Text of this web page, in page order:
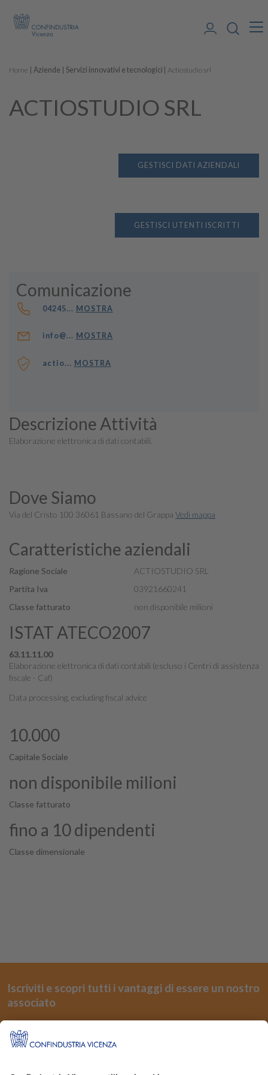
Home Aziende Servizi innovativi e tecnologici Actiostudio srl
ACTIOSTUDIO SRL
GESTISCI DATI AZIENDALI
GESTISCI UTENTI ISCRITTI
Comunicazione
04245... MOSTRA
info@... MOSTRA
actio... MOSTRA
Descrizione Attività
Elaborazione elettronica di dati contabili.
Dove Siamo
Via del Cristo 100 36061 Bassano del Grappa Vedi mappa
Caratteristiche aziendali
Ragione Sociale
ACTIOSTUDIO SRL
Partita Iva
03921660241
Classe fatturato
non disponibile milioni
ISTAT ATECO2007
63.11.11.00
Elaborazione elettronica di dati contabili (escluso i Centri di assistenza
fiscale - Caf)
Data processing, excluding fiscal advice
10.000
Capitale Sociale
non disponibile milioni
Classe fatturato
fino a 10 dipendenti
Classe dimensionale
Iscriviti e scopri tutti i vantaggi di essere un nostro
associato